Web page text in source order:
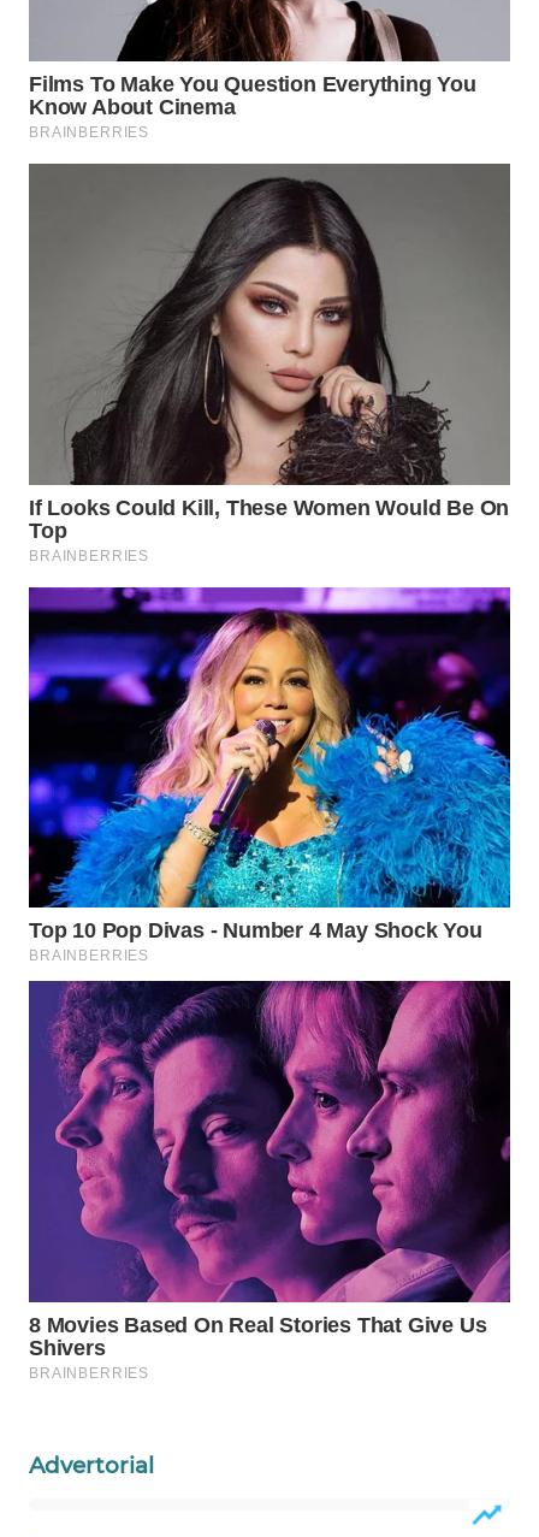
Advertorial
BOROBUDUR
WN
MADURA
BINTAN
WN
MANDALIKA
LIKUPANG
WN
LABUANBAJO
Wahana
Media
Group
WAHANA
NEWS
WAHANA
TANI
WAHANA
ADVOKAT
WAHANA
INFRASTRUKTUR
KONSUMEN
WAHANA
LISTRIK
TRAVEL